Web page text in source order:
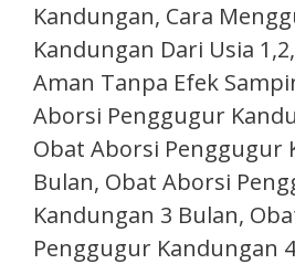
Kandungan, Cara
Kandungan Dari Usia
Aman Tanpa Efek
Aborsi Penggugur
Obat Aborsi Penggugur
Bulan, Obat Aborsi
Kandungan 3 Bulan,
Penggugur Kandungan